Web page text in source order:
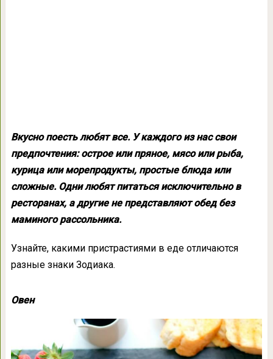
Вкусно поесть любят все. У каждого из нас свои
предпочтения: острое или пряное, мясо или рыба,
курица или морепродукты, простые блюда или
сложные. Одни любят питаться исключительно в
ресторанах, а другие не представляют обед без
маминого рассольника.
Узнайте, какими пристрастиями в еде отличаются
разные знаки Зодиака.
Овен